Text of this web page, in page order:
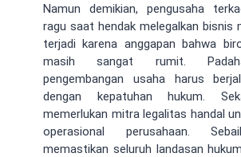
Namun demikian, pengusaha
ragu saat hendak melegalkan bisnis
terjadi karena anggapan bahwa
masih sangat rumit.
pengembangan usaha harus
dengan kepatuhan hukum.
memerlukan mitra legalitas handal
operasional perusahaan.
memastikan seluruh landasan